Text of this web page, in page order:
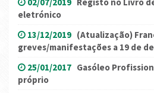
eletrónico
13/12/2019 (Atualização)
greves/manifestações a 19 de
25/01/2017 Gasóleo
próprio